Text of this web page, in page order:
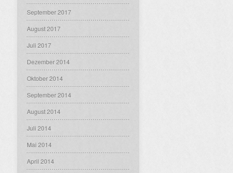
September 2017
August 2017
Juli 2017
Dezember 2014
Oktober 2014
September 2014
August 2014
Juli 2014
Mai 2014
April 2014